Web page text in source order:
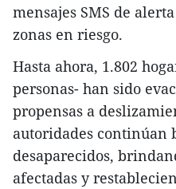
mensajes SMS de
zonas en riesgo.
Hasta ahora, 1.802
personas- han sido
propensas a
autoridades continúan
desaparecidos,
afectadas y